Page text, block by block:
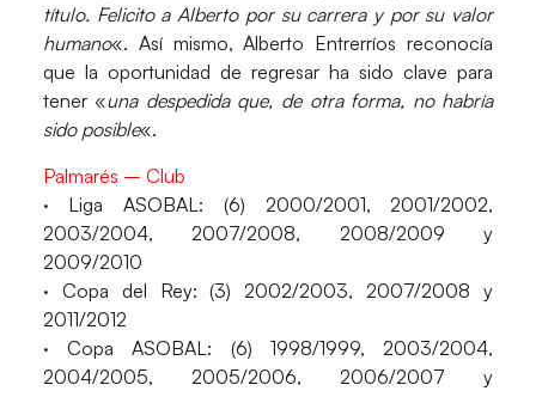
título. Felicito a Alberto por su carrera y por su valor
humano«. Así mismo, Alberto Entrerríos reconocía
que la oportunidad de regresar ha sido clave para
tener «una despedida que, de otra forma, no habría
sido posible«.
Palmarés – Club
· Liga ASOBAL: (6) 2000/2001, 2001/2002,
2003/2004, 2007/2008, 2008/2009 y
2009/2010
· Copa del Rey: (3) 2002/2003, 2007/2008 y
2011/2012
· Copa ASOBAL: (6) 1998/1999, 2003/2004,
2004/2005, 2005/2006, 2006/2007 y